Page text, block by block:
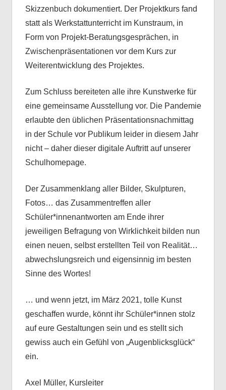
Skizzenbuch dokumentiert. Der Projektkurs fand
statt als Werkstattunterricht im Kunstraum, in
Form von Projekt-Beratungsgesprächen, in
Zwischenpräsentationen vor dem Kurs zur
Weiterentwicklung des Projektes.
Zum Schluss bereiteten alle ihre Kunstwerke für
eine gemeinsame Ausstellung vor. Die Pandemie
erlaubte den üblichen Präsentationsnachmittag
in der Schule vor Publikum leider in diesem Jahr
nicht – daher dieser digitale Auftritt auf unserer
Schulhomepage.
Der Zusammenklang aller Bilder, Skulpturen,
Fotos… das Zusammentreffen aller
Schüler*innenantworten am Ende ihrer
jeweiligen Befragung von Wirklichkeit bilden nun
einen neuen, selbst erstellten Teil von Realität…
abwechslungsreich und eigensinnig im besten
Sinne des Wortes!
… und wenn jetzt, im März 2021, tolle Kunst
geschaffen wurde, könnt ihr Schüler*innen stolz
auf eure Gestaltungen sein und es stellt sich
gewiss auch ein Gefühl von „Augenblicksglück“
ein.
Axel Müller, Kursleiter